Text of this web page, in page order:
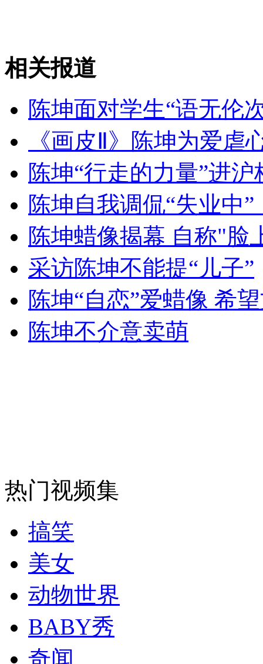
女孩北京地铁殴打老人 痛下狠手拳打脚踢
无痛分娩是否安全 医生回应
外交部：反对强权政治霸凌主义
外交部：有关国家言论片面不公正
安徽一实载49人客车翻车
司机酒驾遇交警 急速倒车逃窜
相关报道
陈坤面对学生“语无伦
《画皮Ⅱ》陈坤为爱虐
陈坤“行走的力量”进沪
陈坤自我调侃“失业中
陈坤蜡像揭幕 自称"脸
采访陈坤不能提“儿子”
陈坤“自恋”爱蜡像 希
陈坤不介意卖萌
热门视频集
搞笑
美女
动物世界
BABY秀
奇闻